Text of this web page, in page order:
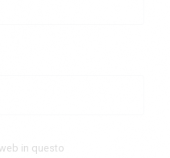
in questo